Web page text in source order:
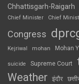
Chhattisgarh-Raigarh
Chief Minister
Chief
Congress
Kejriwal mohan Mohan
suicide Supreme Court
Weather इंदौर